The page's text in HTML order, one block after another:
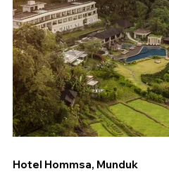
Hotel Hommsa, Munduk